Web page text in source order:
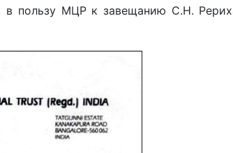
пользу МЦР к завещанию С.Н.